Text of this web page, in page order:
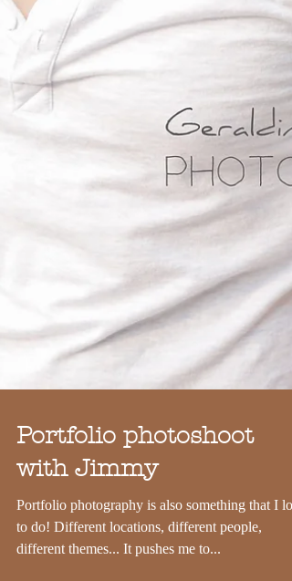
Portfolio photoshoot
with Jimmy
Portfolio photography is also something that I
to do! Different locations, different people,